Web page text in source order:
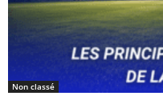
Non classé